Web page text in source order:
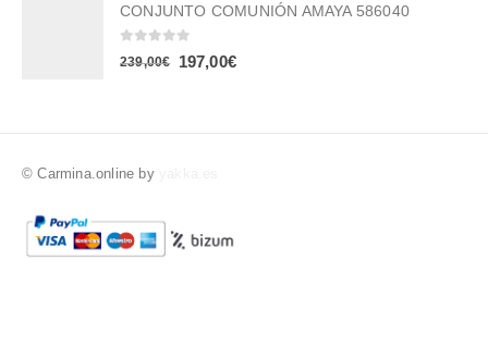
CONJUNTO COMUNIÓN AMAYA 586040
out of 5
239,00€ 197,00€
© Carmina.online by